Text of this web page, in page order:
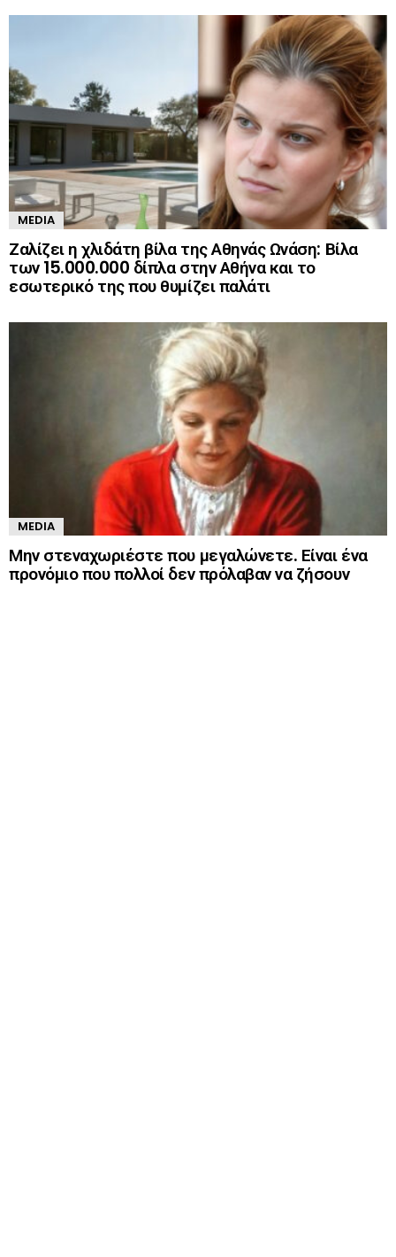
MEDIA
Ζαλίζει η χλιδάτη βίλα της Αθηνάς Ωνάση: Βίλα
των 15.000.000 δίπλα στην Αθήνα και το
εσωτερικό της που θυμίζει παλάτι
MEDIA
Μην στεναχωριέστε που μεγαλώνετε. Είναι ένα
προνόμιο που πολλοί δεν πρόλαβαν να ζήσουν